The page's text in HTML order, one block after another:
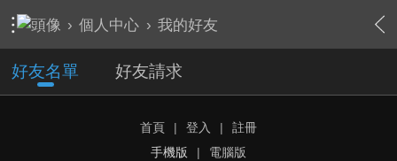
› 個人中心 › 我的好友
好友名單 好友請求
首頁 | 登入 |
註冊
手機版
| 電腦版